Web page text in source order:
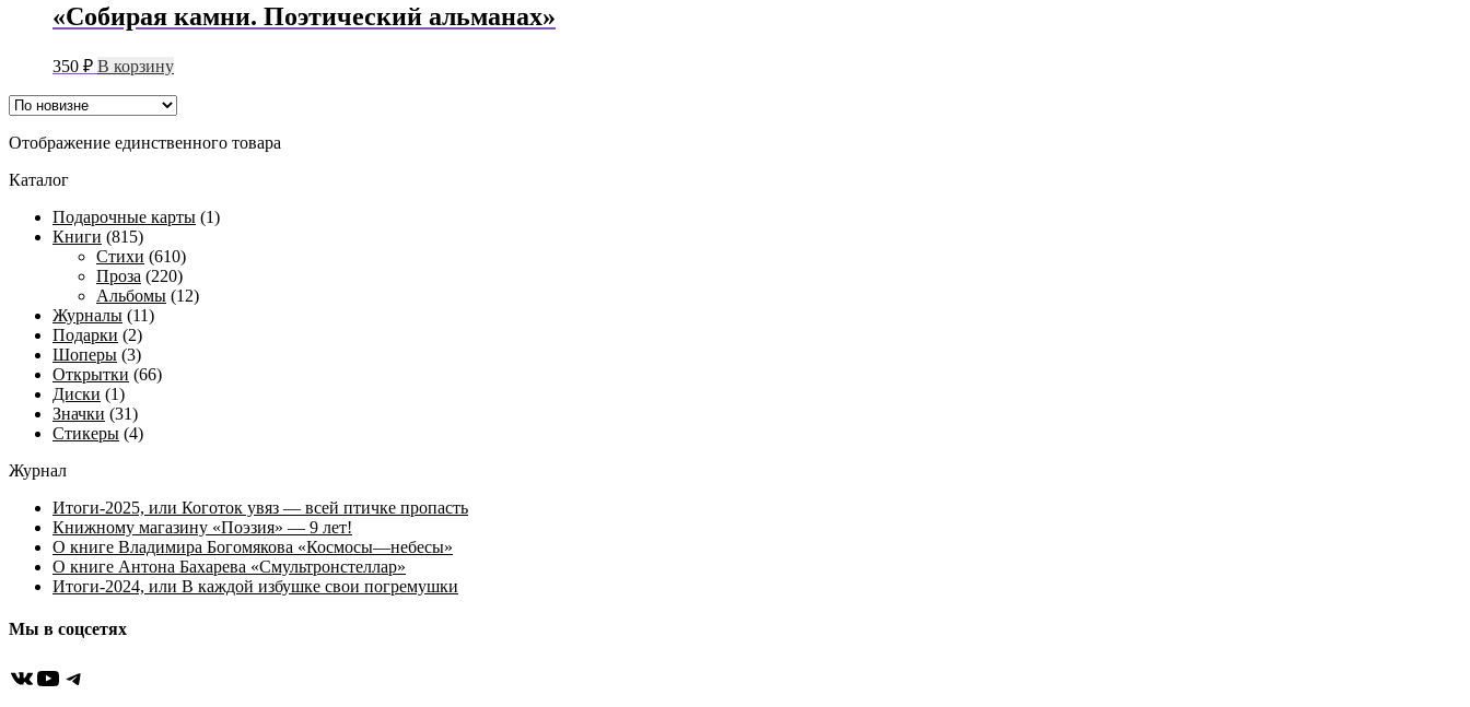
«Собирая камни. Поэтический альманах»
350 ₽ В корзину
Отображение единственного товара
Каталог
Подарочные карты (1)
Книги (815)
Стихи (610)
Проза (220)
Альбомы (12)
Журналы (11)
Подарки (2)
Шоперы (3)
Открытки (66)
Диски (1)
Значки (31)
Стикеры (4)
Журнал
Итоги-2025, или Коготок увяз — всей птичке пропасть
Книжному магазину «Поэзия» — 9 лет!
О книге Владимира Богомякова «Космосы—небесы»
О книге Антона Бахарева «Смультронстеллар»
Итоги-2024, или В каждой избушке свои погремушки
Мы в соцсетях
ВКонтакте
YouTube
Telegram